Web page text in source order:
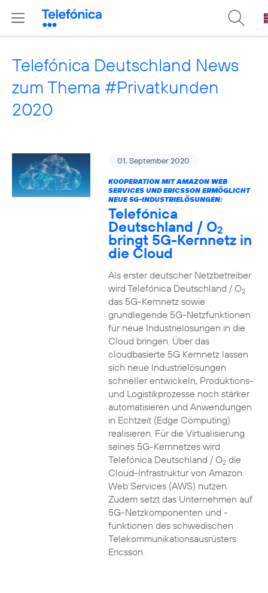
Telefónica Deutschland News
zum Thema #Privatkunden
2020
01. September 2020
KOOPERATION MIT AMAZON WEB
SERVICES UND ERICSSON ERMÖGLICHT
NEUE 5G-INDUSTRIELÖSUNGEN:
Telefónica
Deutschland / O2
bringt 5G-Kernnetz in
die Cloud
Als erster deutscher Netzbetreiber
wird Telefónica Deutschland / O2
das 5G-Kernnetz sowie
grundlegende 5G-Netzfunktionen
für neue Industrielösungen in die
Cloud bringen. Über das
cloudbasierte 5G Kernnetz lassen
sich neue Industrielösungen
schneller entwickeln, Produktions-
und Logistikprozesse noch stärker
automatisieren und Anwendungen
in Echtzeit (Edge Computing)
realisieren. Für die Virtualisierung
seines 5G-Kernnetzes wird
Telefónica Deutschland / O2die
Cloud-Infrastruktur von Amazon
Web Services (AWS) nutzen.
Zudem setzt das Unternehmen auf
5G-Netzkomponenten und -
funktionen des schwedischen
Telekommunikationsausrüsters
Ericsson.